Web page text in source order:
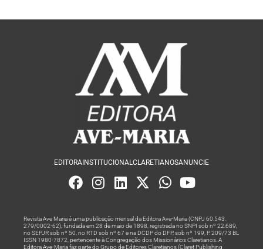
EDITORAINSTITUCIONAL CLARETIANOSANUNCIE
Revista Ave Maria é uma publicação mensal da Editora Ave-Maria (CNPJ 60.543.
279/0002-62), fundada em 28 de maio de 1898, registrada no SNPI sob nº 22.689,
no SEPJR sob nº 50, no RTD sob nº 67 e na DCDP do DFP, sob nº 199, P. 209/73 BL
ISSN 1980-7872, pertencente à Congregação dos Missionários Claretianos. A
Editora Ave-Maria faz parte do Grupo de Editores Claretianos (Claret Publishing